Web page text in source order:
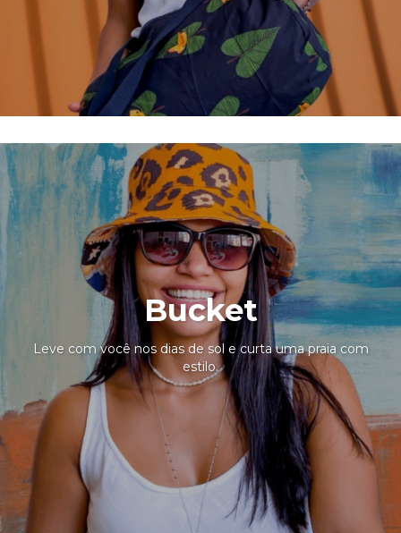
Bucket
Leve com você nos dias de sol e curta uma praia com
estilo.